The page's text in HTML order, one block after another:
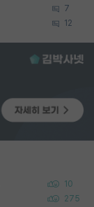
7
12
10
275